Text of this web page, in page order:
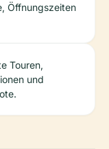
Öffnungszeiten
Touren,
und